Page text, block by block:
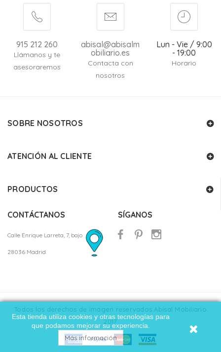
Esta tienda utiliza cookies y otras tecnologías para
que podamos mejorar su experiencia.
Más información
915 212 260
Llámanos y te
asesoraremos
abisal@abisalm
obiliario.es
Contacta con
nosotros
Lun - Vie / 9:00
- 19:00
Horario
SOBRE NOSOTROS
ATENCIÓN AL CLIENTE
PRODUCTOS
CONTÁCTANOS
Calle Enrique Larreta, 7, bajo
28036 Madrid
SÍGANOS
Todos los derechos de imagen reservados Abisal Mobiliario
2017